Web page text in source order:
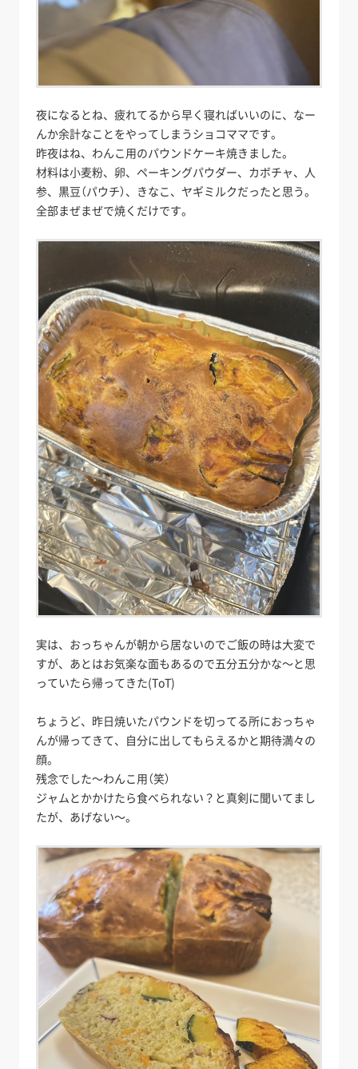
夜になるとね、疲れてるから早く寝ればいいのに、なー
んか余計なことをやってしまうショコママです。
昨夜はね、わんこ用のパウンドケーキ焼きました。
材料は小麦粉、卵、ペーキングパウダー、カボチャ、人
参、黒豆（パウチ）、きなこ、ヤギミルクだったと思う。
全部まぜまぜで焼くだけです。
実は、おっちゃんが朝から居ないのでご飯の時は大変で
すが、あとはお気楽な面もあるので五分五分かな～と思
っていたら帰ってきた(ToT)
ちょうど、昨日焼いたパウンドを切ってる所におっちゃ
んが帰ってきて、自分に出してもらえるかと期待満々の
顔。
残念でした～わんこ用（笑）
ジャムとかかけたら食べられない？と真剣に聞いてまし
たが、あげない～。